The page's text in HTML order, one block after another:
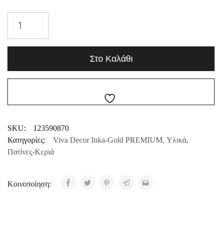
Στο Καλάθι
SKU:
123590870
Κατηγορίες:
Viva Decor Inka-Gold PREMIUM, Υλικά,
Πατίνες-Κεριά
Κοινοποίηση: